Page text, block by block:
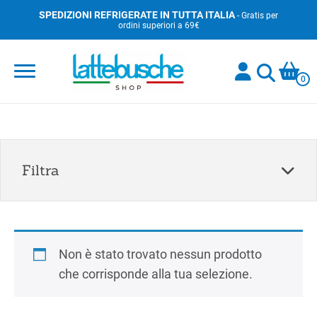
SPEDIZIONI REFRIGERATE IN TUTTA ITALIA- Gratis per
ordini superiori a 69€
0
Non è stato trovato nessun prodotto
che corrisponde alla tua selezione.
Filtra